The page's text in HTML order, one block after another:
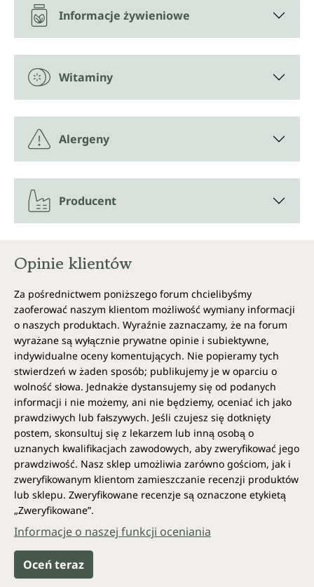
Informacje żywieniowe
Witaminy
Alergeny
Producent
Opinie klientów
Za pośrednictwem poniższego forum chcielibyśmy
zaoferować naszym klientom możliwość wymiany informacji
o naszych produktach. Wyraźnie zaznaczamy, że na forum
wyrażane są wyłącznie prywatne opinie i subiektywne,
indywidualne oceny komentujących. Nie popieramy tych
stwierdzeń w żaden sposób; publikujemy je w oparciu o
wolność słowa. Jednakże dystansujemy się od podanych
informacji i nie możemy, ani nie będziemy, oceniać ich jako
prawdziwych lub fałszywych. Jeśli czujesz się dotknięty
postem, skonsultuj się z lekarzem lub inną osobą o
uznanych kwalifikacjach zawodowych, aby zweryfikować jego
prawdziwość. Nasz sklep umożliwia zarówno gościom, jak i
zweryfikowanym klientom zamieszczanie recenzji produktów
lub sklepu. Zweryfikowane recenzje są oznaczone etykietą
„Zweryfikowane”.
Informacje o naszej funkcji oceniania
Oceń teraz